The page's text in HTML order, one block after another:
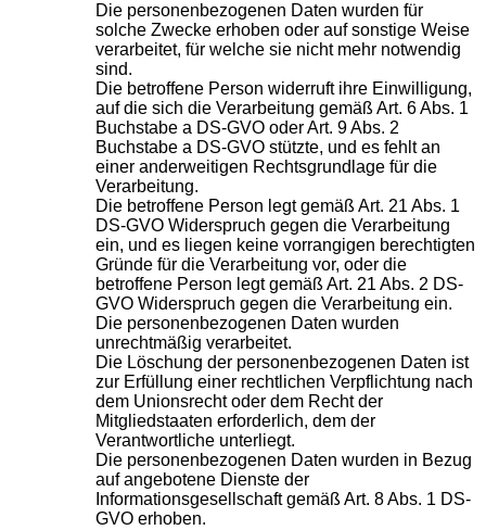
Die personenbezogenen Daten wurden für
solche Zwecke erhoben oder auf sonstige Weise
verarbeitet, für welche sie nicht mehr notwendig
sind.
Die betroffene Person widerruft ihre Einwilligung,
auf die sich die Verarbeitung gemäß Art. 6 Abs. 1
Buchstabe a DS-GVO oder Art. 9 Abs. 2
Buchstabe a DS-GVO stützte, und es fehlt an
einer anderweitigen Rechtsgrundlage für die
Verarbeitung.
Die betroffene Person legt gemäß Art. 21 Abs. 1
DS-GVO Widerspruch gegen die Verarbeitung
ein, und es liegen keine vorrangigen berechtigten
Gründe für die Verarbeitung vor, oder die
betroffene Person legt gemäß Art. 21 Abs. 2 DS-
GVO Widerspruch gegen die Verarbeitung ein.
Die personenbezogenen Daten wurden
unrechtmäßig verarbeitet.
Die Löschung der personenbezogenen Daten ist
zur Erfüllung einer rechtlichen Verpflichtung nach
dem Unionsrecht oder dem Recht der
Mitgliedstaaten erforderlich, dem der
Verantwortliche unterliegt.
Die personenbezogenen Daten wurden in Bezug
auf angebotene Dienste der
Informationsgesellschaft gemäß Art. 8 Abs. 1 DS-
GVO erhoben.